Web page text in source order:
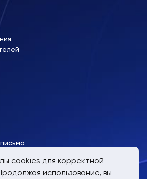
cookies для корректной
использование, вы